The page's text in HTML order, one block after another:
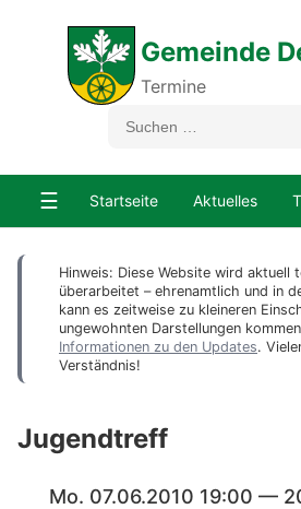
Gemeinde
Termine
☰ Startseite Aktuelles
Hinweis: Diese Website wird aktuell
überarbeitet – ehrenamtlich und in
kann es zeitweise zu kleineren
ungewohnten Darstellungen
Informationen zu den Updates.
Verständnis!
Jugendtreff
Mo. 07.06.2010 19:00 —